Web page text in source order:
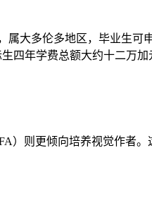
大多伦多地区，毕业生
四年学费总额大约十二万
）则更倾向培养视觉作者